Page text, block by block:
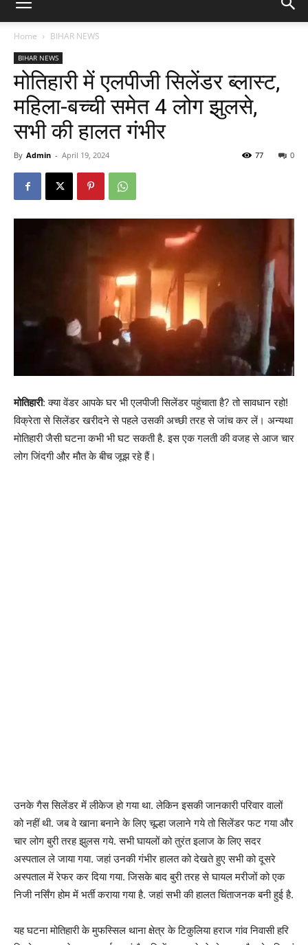
Home BIHAR NEWS
BIHAR NEWS
मोतिहारी में एलपीजी सिलेंडर ब्लास्ट,
महिला-बच्ची समेत 4 लोग झुलसे,
सभी की हालत गंभीर
By Admin - April 19, 2024 0
77
मोतिहारी: क्या वेंडर आपके घर भी एलपीजी सिलेंडर पहुंचाता है? तो सावधान रहो!
विक्रेता से सिलेंडर खरीदने से पहले उसकी अच्छी तरह से जांच कर लें। अन्यथा
मोतिहारी जैसी घटना कभी भी घट सकती है. इस एक गलती की वजह से आज चार
लोग जिंदगी और मौत के बीच जूझ रहे हैं।
उनके गैस सिलेंडर में लीकेज हो गया था. लेकिन इसकी जानकारी परिवार वालों
को नहीं थी. जब वे खाना बनाने के लिए चूल्हा जलाने गये तो सिलेंडर फट गया और
चार लोग बुरी तरह झुलस गये. सभी घायलों को तुरंत इलाज के लिए सदर
अस्पताल ले जाया गया. जहां उनकी गंभीर हालत को देखते हुए सभी को दूसरे
अस्पताल में रेफर कर दिया गया. जिसके बाद बुरी तरह से घायल मरीजों को एक
निजी नर्सिंग होम में भर्ती कराया गया है. जहां सभी की हालत चिंताजनक बनी हुई है.
यह घटना मोतिहारी के मुफस्सिल थाना क्षेत्र के टिकुलिया हराज गांव निवासी हरि